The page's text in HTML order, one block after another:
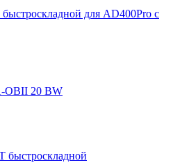
для AD400Pro с
OBII 20 BW
быстроскладной